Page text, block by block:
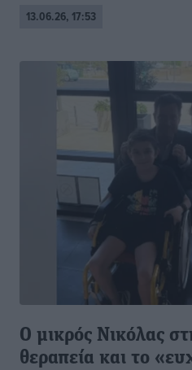
13.06.26, 17:53
Ο μικρός Νικόλας
θεραπεία και το